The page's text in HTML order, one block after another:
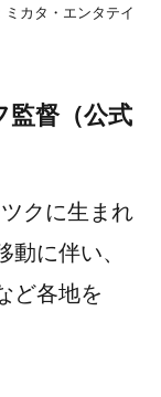
カタ・エンタテイ
監督（公式
クに生まれ
に伴い、
ど各地を